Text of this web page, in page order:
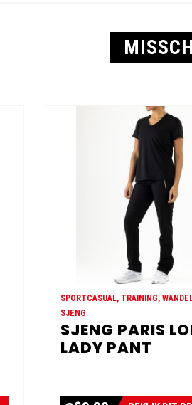
SPORTCASUAL, TRAINING,
SJENG
SJENG PARIS
LADY PANT